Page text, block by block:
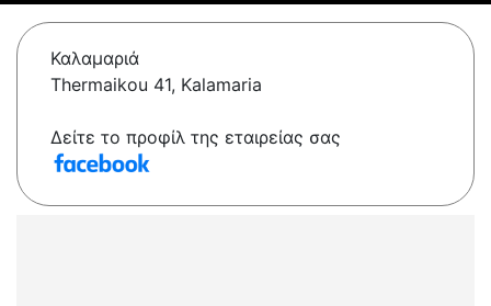
Καλαμαριά
Thermaikou 41, Kalamaria
Δείτε το προφίλ της εταιρείας σας